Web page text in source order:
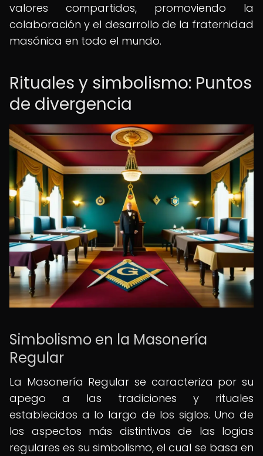
valores compartidos, promoviendo la
colaboración y el desarrollo de la fraternidad
masónica en todo el mundo.
Rituales y simbolismo: Puntos
de divergencia
Simbolismo en la Masonería
Regular
La Masonería Regular se caracteriza por su
apego a las tradiciones y rituales
establecidos a lo largo de los siglos. Uno de
los aspectos más distintivos de las logias
regulares es su simbolismo, el cual se basa en